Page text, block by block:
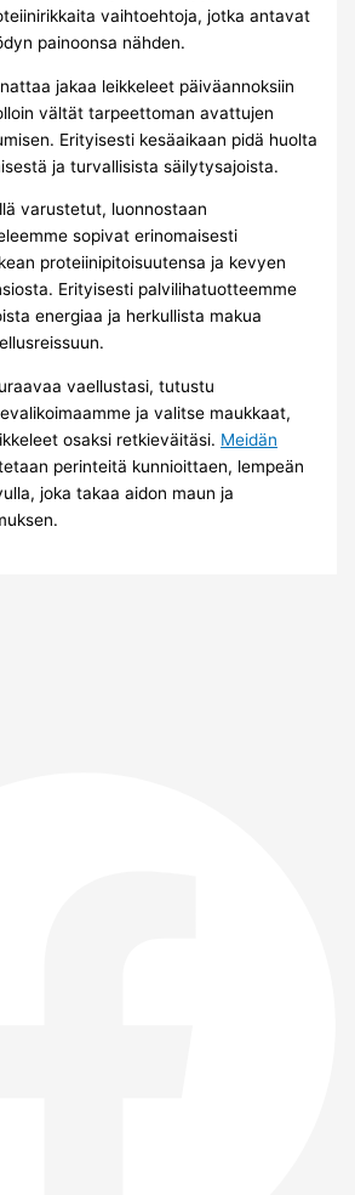
vaihtoehtoja, jotka antavat
painoonsa nähden.
jakaa leikkeleet päiväannoksiin
vältät tarpeettoman avattujen
Erityisesti kesäaikaan pidä huolta
ja turvallisista säilytysajoista.
varustetut, luonnostaan
sopivat erinomaisesti
proteiinipitoisuutensa ja kevyen
Erityisesti palvilihatuotteemme
energiaa ja herkullista makua
vaellustasi, tutustu
ja valitse maukkaat,
osaksi retkieväitäsi. Meidän
perinteitä kunnioittaen, lempeän
joka takaa aidon maun ja